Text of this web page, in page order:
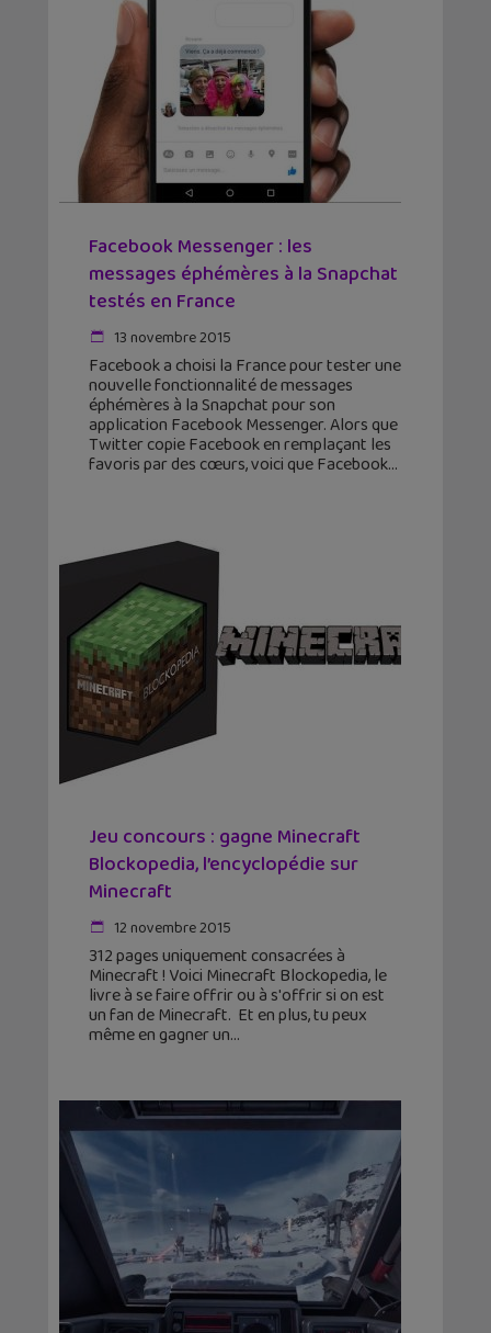
Facebook Messenger : les
messages éphémères à la Snapchat
testés en France
13 novembre 2015
Facebook a choisi la France pour tester une
nouvelle fonctionnalité de messages
éphémères à la Snapchat pour son
application Facebook Messenger. Alors que
Twitter copie Facebook en remplaçant les
favoris par des cœurs, voici que Facebook
Jeu concours : gagne Minecraft
Blockopedia, l’encyclopédie sur
Minecraft
12 novembre 2015
312 pages uniquement consacrées à
Minecraft ! Voici Minecraft Blockopedia, le
livre à se faire offrir ou à s'offrir si on est
un fan de Minecraft. Et en plus, tu peux
même en gagner un